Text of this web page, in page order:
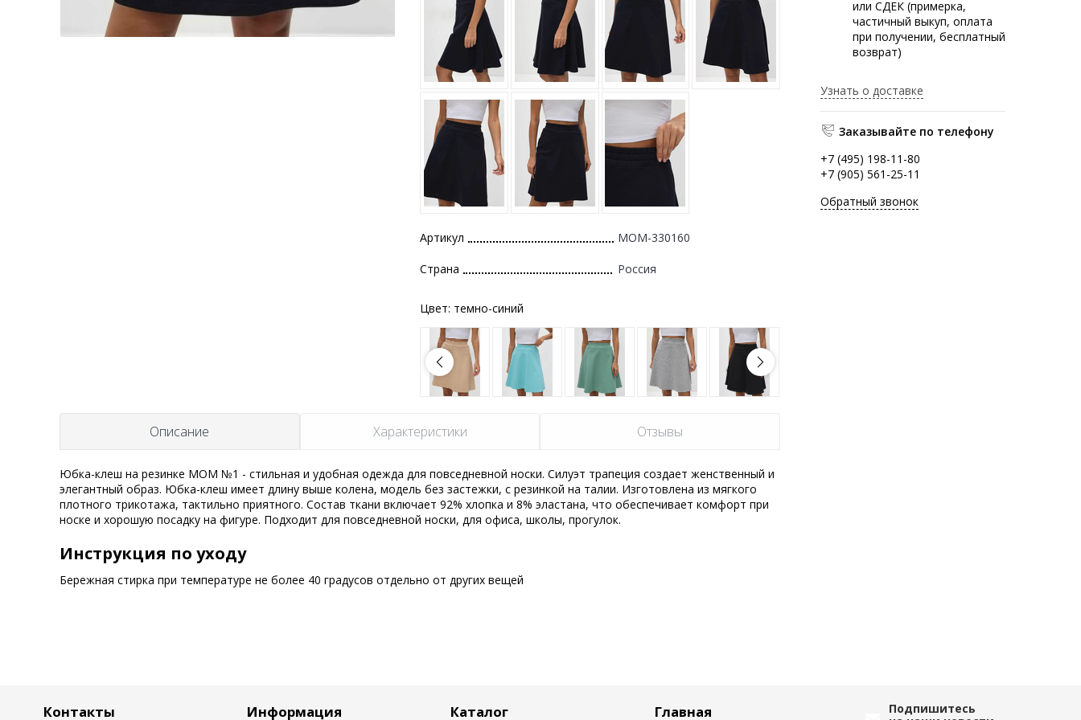
или СДЕК (примерка,
частичный выкуп, оплата
при получении, бесплатный
возврат)
Узнать о доставке
Заказывайте по телефону
+7 (495) 198-11-80
+7 (905) 561-25-11
Обратный звонок
Артикул MOM-330160
Страна Россия
Цвет: темно-синий
Описание Характеристики Отзывы
Юбка-клеш на резинке MOM №1 - стильная и удобная одежда для повседневной носки. Силуэт трапеция создает женственный и
элегантный образ. Юбка-клеш имеет длину выше колена, модель без застежки, с резинкой на талии. Изготовлена из мягкого
плотного трикотажа, тактильно приятного. Состав ткани включает 92% хлопка и 8% эластана, что обеспечивает комфорт при
носке и хорошую посадку на фигуре. Подходит для повседневной носки, для офиса, школы, прогулок.
Инструкция по уходу
Бережная стирка при температуре не более 40 градусов отдельно от других вещей
Контакты Информация Каталог Главная
Подпишитесь